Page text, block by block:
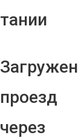
тании
Загружен
проезд
через